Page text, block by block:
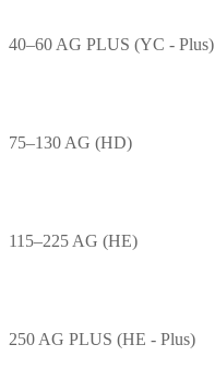
40–60 AG PLUS (YC - Plus)
75–130 AG (HD)
115–225 AG (HE)
250 AG PLUS (HE - Plus)